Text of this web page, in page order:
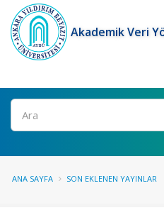
Akademik Veri
Ara
ANA SAYFA SON EKLENEN YAYINLAR